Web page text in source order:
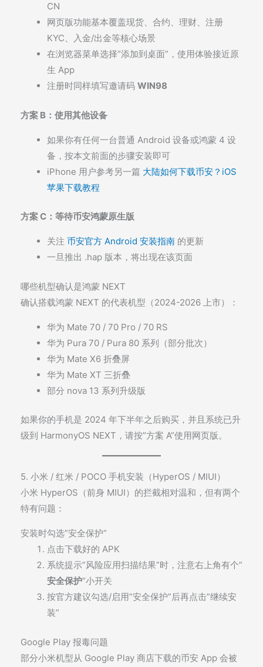
CN
网页版功能基本覆盖现货、合约、理财、注册
KYC、入金/出金等核心场景
在浏览器菜单选择”添加到桌面”，使用体验接近原
生 App
注册时同样填写邀请码 WIN98
方案 B：使用其他设备
如果你有任何一台普通 Android 设备或鸿蒙 4 设
备，按本文前面的步骤安装即可
iPhone 用户参考另一篇 大陆如何下载币安？iOS
苹果下载教程
方案 C：等待币安鸿蒙原生版
关注 币安官方 Android 安装指南 的更新
一旦推出 .hap 版本，将出现在该页面
哪些机型确认是鸿蒙 NEXT
确认搭载鸿蒙 NEXT 的代表机型（2024-2026 上市）：
华为 Mate 70 / 70 Pro / 70 RS
华为 Pura 70 / Pura 80 系列（部分批次）
华为 Mate X6 折叠屏
华为 Mate XT 三折叠
部分 nova 13 系列升级版
如果你的手机是 2024 年下半年之后购买，并且系统已升
级到 HarmonyOS NEXT，请按”方案 A”使用网页版。
5. 小米 / 红米 / POCO 手机安装（HyperOS / MIUI）
小米 HyperOS（前身 MIUI）的拦截相对温和，但有两个
特有问题：
安装时勾选”安全保护”
点击下载好的 APK
系统提示”风险应用扫描结果”时，注意右上角有个”
安全保护“小开关
按官方建议勾选/启用”安全保护”后再点击”继续安
装”
Google Play 报毒问题
部分小米机型从 Google Play 商店下载的币安 App 会被